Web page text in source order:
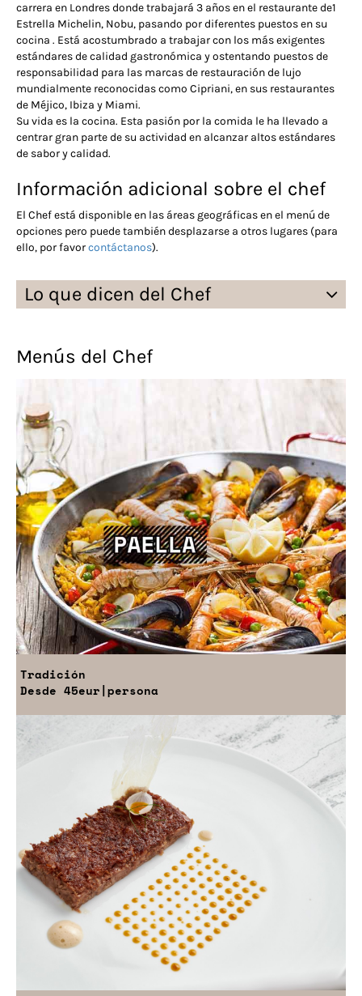
carrera en Londres donde trabajará 3 años en el restaurante de1
Estrella Michelin, Nobu, pasando por diferentes puestos en su
cocina . Está acostumbrado a trabajar con los más exigentes
estándares de calidad gastronómica y ostentando puestos de
responsabilidad para las marcas de restauración de lujo
mundialmente reconocidas como Cipriani, en sus restaurantes
de Méjico, Ibiza y Miami.
Su vida es la cocina. Esta pasión por la comida le ha llevado a
centrar gran parte de su actividad en alcanzar altos estándares
de sabor y calidad.
Información adicional sobre el chef
El Chef está disponible en las áreas geográficas en el menú de
opciones pero puede también desplazarse a otros lugares (para
ello, por favorcontáctanos).
Lo que dicen del Chef
Menús del Chef
Tradición
Desde 45eur|persona